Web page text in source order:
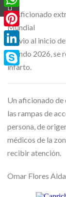
Previo al inicio
Mundo 2026, se
infarto.
Un aficionado de
las rampas de
persona, de
médicos de la
recibir atención.
Omar Flores
WhatsApp
Pinterest
LinkedIn
Skype